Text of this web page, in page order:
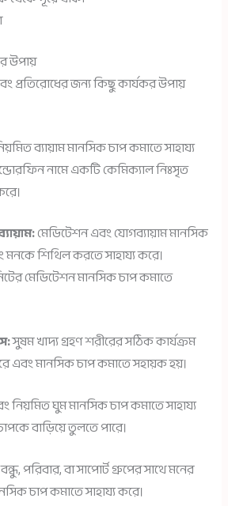
উপায়
প্রতিরোধের জন্য কিছু কার্যকর উপায়
ব্যায়াম মানসিক চাপ কমাতে সাহায্য
নামে একটি কেমিক্যাল নিঃসৃত
মেডিটেশন এবং যোগব্যায়াম মানসিক
মনকে শিথিল করতে সাহায্য করে।
মেডিটেশন মানসিক চাপ কমাতে
সুষম খাদ্য গ্রহণ শরীরের সঠিক কার্যক্রম
এবং মানসিক চাপ কমাতে সহায়ক হয়।
নিয়মিত ঘুম মানসিক চাপ কমাতে সাহায্য
বাড়িয়ে তুলতে পারে।
পরিবার, বা সাপোর্ট গ্রুপের সাথে মনের
চাপ কমাতে সাহায্য করে।